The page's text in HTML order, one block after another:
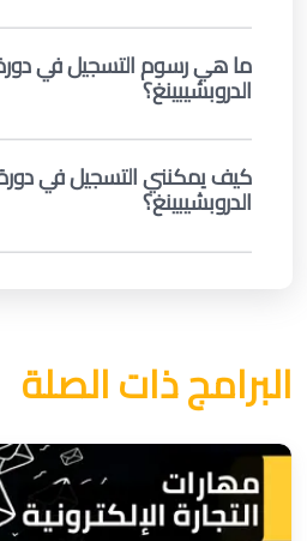
ما هي رسوم التسجيل في
الدروبشيبينغ؟
كيف يمكنني التسجيل في
الدروبشيبينغ؟
البرامج ذات الصلة